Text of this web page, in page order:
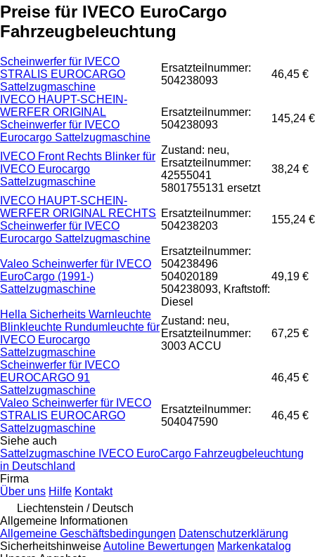
Preise für IVECO EuroCargo
Fahrzeugbeleuchtung
Scheinwerfer für IVECO
STRALIS EUROCARGO
Sattelzugmaschine
Ersatzteilnummer:
504238093
46,45 €
IVECO HAUPT-SCHEIN-
WERFER ORIGINAL
Scheinwerfer für IVECO
Eurocargo Sattelzugmaschine
Ersatzteilnummer:
504238093
145,24 €
IVECO Front Rechts Blinker für
IVECO Eurocargo
Sattelzugmaschine
Zustand: neu,
Ersatzteilnummer:
42555041
5801755131 ersetzt
38,24 €
IVECO HAUPT-SCHEIN-
WERFER ORIGINAL RECHTS
Scheinwerfer für IVECO
Eurocargo Sattelzugmaschine
Ersatzteilnummer:
504238203
155,24 €
Valeo Scheinwerfer für IVECO
EuroCargo (1991-)
Sattelzugmaschine
Ersatzteilnummer:
504238496
504020189
504238093, Kraftstoff:
Diesel
49,19 €
Hella Sicherheits Warnleuchte
Blinkleuchte Rundumleuchte für
IVECO Eurocargo
Sattelzugmaschine
Zustand: neu,
Ersatzteilnummer:
3003 ACCU
67,25 €
Scheinwerfer für IVECO
EUROCARGO 91
Sattelzugmaschine
46,45 €
Valeo Scheinwerfer für IVECO
STRALIS EUROCARGO
Sattelzugmaschine
Ersatzteilnummer:
504047590
46,45 €
Siehe auch
Sattelzugmaschine IVECO EuroCargo Fahrzeugbeleuchtung
in Deutschland
Firma
Über uns Hilfe Kontakt
Liechtenstein / Deutsch
Allgemeine Informationen
Allgemeine Geschäftsbedingungen Datenschutzerklärung
SicherheitshinweiseAutoline Bewertungen Markenkatalog